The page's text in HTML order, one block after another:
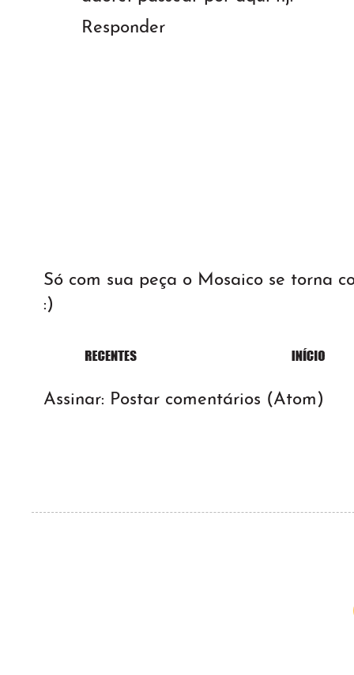
Responder
Só com sua peça o Mosaico se torna
:)
Assinar: Postar comentários (Atom)